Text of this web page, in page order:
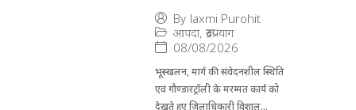
By laxmi Purohit
आपदा, रूद्रप्रयाग
08/08/2026
भूस्खलन, मार्ग की संवेदनशील स्थिति
एवं गौण्डारट्रॉली के मरम्मत कार्य को
देखते हुए जिलाधिकारी विशाल...